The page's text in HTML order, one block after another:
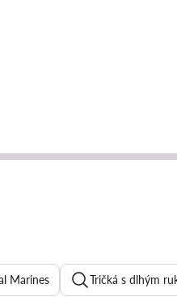
Marines Tričká s dlhým